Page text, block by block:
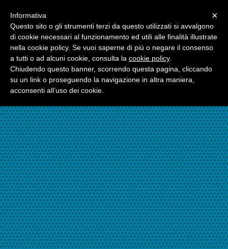
☎324.7403485
×
Informativa
Questo sito o gli strumenti terzi da questo utilizzati si avvalgono
di cookie necessari al funzionamento ed utili alle finalità illustrate
nella cookie policy. Se vuoi saperne di più o negare il consenso
a tutti o ad alcuni cookie, consulta la cookie policy.
Chiudendo questo banner, scorrendo questa pagina, cliccando
su un link o proseguendo la navigazione in altra maniera,
acconsenti all’uso dei cookie.